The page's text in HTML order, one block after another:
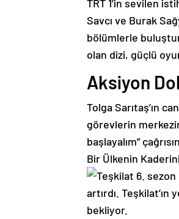
TRT 1’in sevilen
Savcı ve Burak
bölümlerle
olan dizi, güçlü
Aksiyon
Tolga Sarıtaş’ın
görevlerin
başlayalım”
Bir Ülkenin